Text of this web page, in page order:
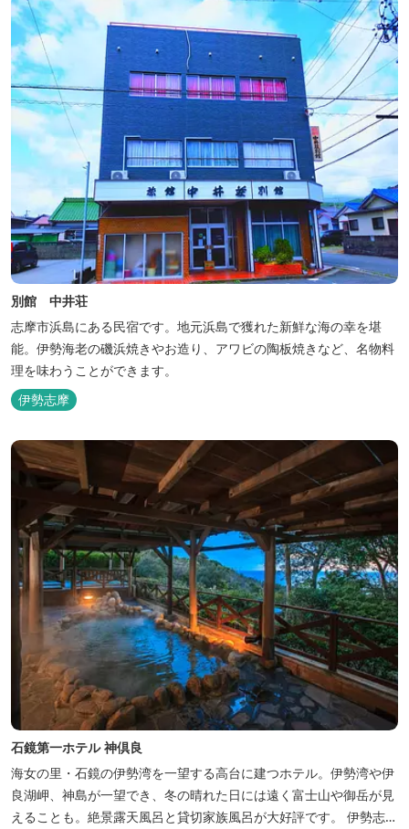
別館 中井荘
志摩市浜島にある民宿です。地元浜島で獲れた新鮮な海の幸を堪
能。伊勢海老の磯浜焼きやお造り、アワビの陶板焼きなど、名物料
理を味わうことができます。
伊勢志摩
石鏡第一ホテル 神倶良
海女の里・石鏡の伊勢湾を一望する高台に建つホテル。伊勢湾や伊
良湖岬、神島が一望でき、冬の晴れた日には遠く富士山や御岳が見
えることも。絶景露天風呂と貸切家族風呂が大好評です。 伊勢志摩